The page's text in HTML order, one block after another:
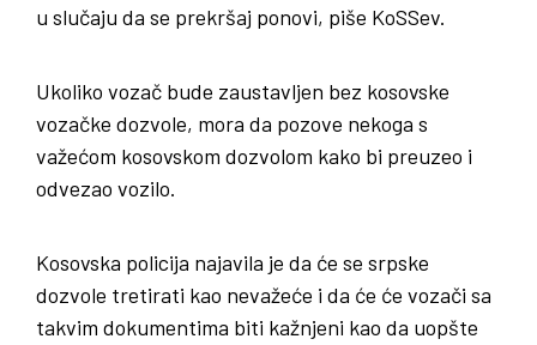
u slučaju da se prekršaj ponovi, piše KoSSev.
Ukoliko vozač bude zaustavljen bez kosovske
vozačke dozvole, mora da pozove nekoga s
važećom kosovskom dozvolom kako bi preuzeo i
odvezao vozilo.
Kosovska policija najavila je da će se srpske
dozvole tretirati kao nevažeće i da će će vozači sa
takvim dokumentima biti kažnjeni kao da uopšte